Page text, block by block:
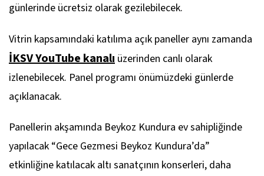
günlerinde ücretsiz olarak gezilebilecek.
Vitrin kapsamındaki katılıma açık paneller aynı zamanda
İKSV YouTubekanalı üzerinden canlı olarak
izlenebilecek. Panel programı önümüzdeki günlerde
açıklanacak.
Panellerin akşamında Beykoz Kundura ev sahipliğinde
yapılacak “Gece Gezmesi Beykoz Kundura’da”
etkinliğine katılacak altı sanatçının konserleri, daha